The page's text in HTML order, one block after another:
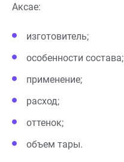
Аксае:
изготовитель;
особенности состава;
применение;
расход;
оттенок;
объем тары.